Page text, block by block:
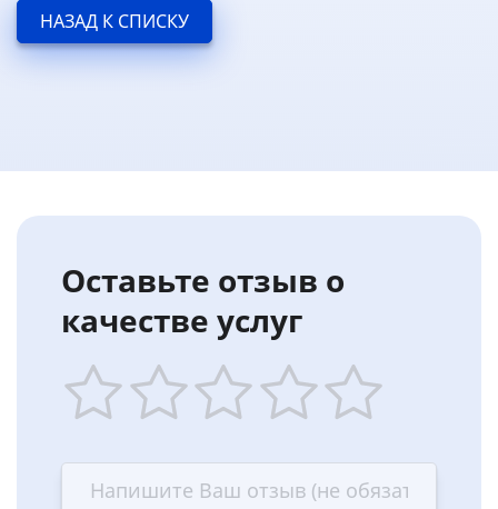
НАЗАД К СПИСКУ
Оставьте отзыв о
качестве услуг
star
stars
—
stars
—
stars
—
stars
—